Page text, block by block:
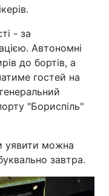
- за
Автономні
до бортів, а
гостей на
"Бориспіль"
уявити можна
завтра.